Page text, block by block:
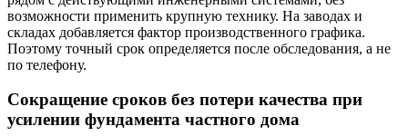
возможности применить крупную технику. На заводах и
складах добавляется фактор производственного графика.
Поэтому точный срок определяется после обследования, а не
по телефону.
Сокращение сроков без потери качества при
усилении фундамента частного дома